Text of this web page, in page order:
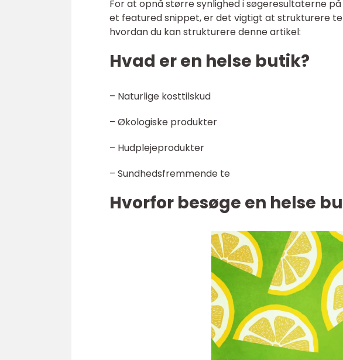
For at opnå større synlighed i søgeresultaterne
et featured snippet, er det vigtigt at strukturere
hvordan du kan strukturere denne artikel:
Hvad er en helse butik?
– Naturlige kosttilskud
– Økologiske produkter
– Hudplejeprodukter
– Sundhedsfremmende te
Hvorfor besøge en helse